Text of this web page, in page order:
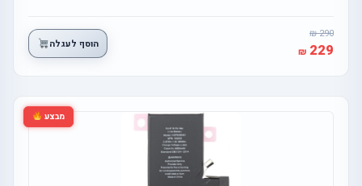
290
229 הוסף לעגלה
מבצע